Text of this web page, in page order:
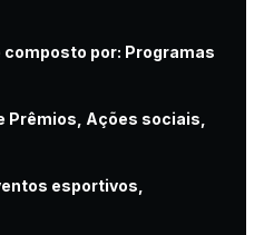
por: Programas
Prêmios, Ações sociais,
esportivos,